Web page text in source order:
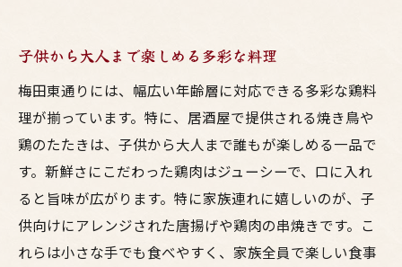
子供から大人まで楽しめる多彩な料理
梅田東通りには、幅広い年齢層に対応できる多彩な鶏料
理が揃っています。特に、居酒屋で提供される焼き鳥や
鶏のたたきは、子供から大人まで誰もが楽しめる一品で
す。新鮮さにこだわった鶏肉はジューシーで、口に入れ
ると旨味が広がります。特に家族連れに嬉しいのが、子
供向けにアレンジされた唐揚げや鶏肉の串焼きです。こ
れらは小さな手でも食べやすく、家族全員で楽しい食事